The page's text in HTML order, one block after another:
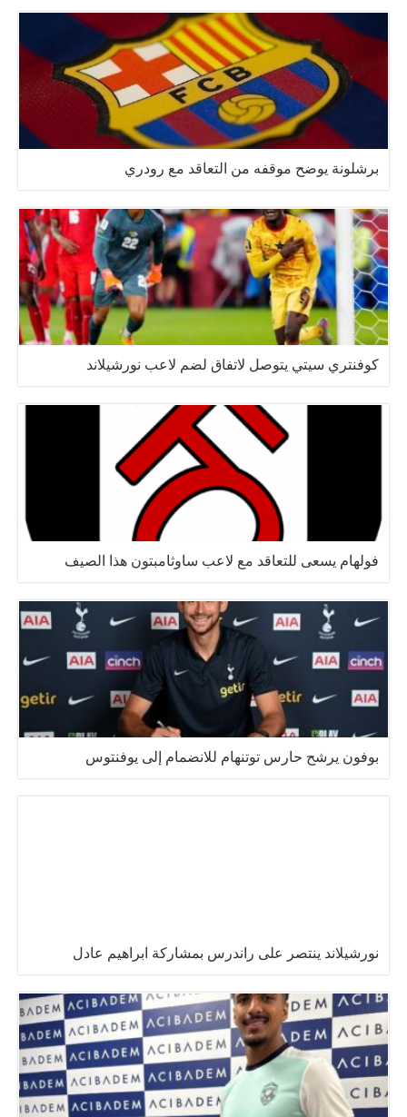
برشلونة يوضح موقفه من التعاقد مع رودري
كوفنتري سيتي يتوصل لاتفاق لضم لاعب نورشيلاند
فولهام يسعى للتعاقد مع لاعب ساوثامبتون هذا الصيف
بوفون يرشح حارس توتنهام للانضمام إلى يوفنتوس
نورشيلاند ينتصر على راندرس بمشاركة ابراهيم عادل